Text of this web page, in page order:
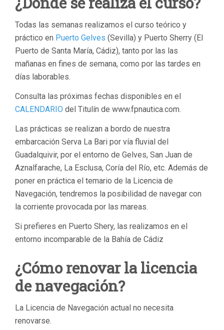
Todas las semanas realizamos el curso teórico y
práctico en Puerto Gelves (Sevilla) y Puerto Sherry (El
Puerto de Santa María, Cádiz), tanto por las las
mañanas en fines de semana, como por las tardes en
días laborables.
Consulta las próximas fechas disponibles en el
CALENDARIO del Titulín de www.fpnautica.com.
Las prácticas se realizan a bordo de nuestra
embarcación Serva La Bari por vía fluvial del
Guadalquivir, por el entorno de Gelves, San Juan de
Aznalfarache, La Esclusa, Coría del Río, etc. Además de
poner en práctica el temario de la Licencia de
Navegación, tendremos la posibilidad de navegar con
la corriente provocada por las mareas.
Si prefieres en Puerto Shery, las realizamos en el
entorno incomparable de la Bahía de Cádiz
¿Cómo renovar la licencia
de navegación?
La Licencia de Navegación actual no necesita
renovarse.